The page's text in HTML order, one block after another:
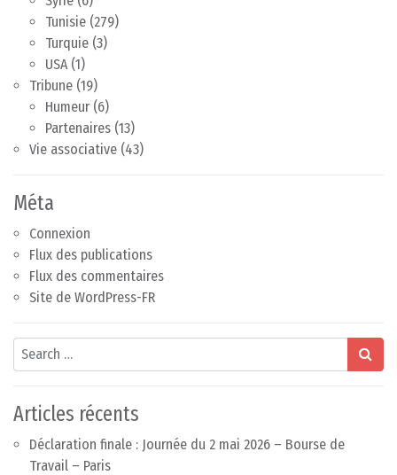
Tunisie (279)
Turquie (3)
USA (1)
Tribune (19)
Humeur (6)
Partenaires (13)
Vie associative (43)
Méta
Connexion
Flux des publications
Flux des commentaires
Site de WordPress-FR
Search
Articles récents
Déclaration finale : Journée du 2 mai 2026 – Bourse de
Travail – Paris